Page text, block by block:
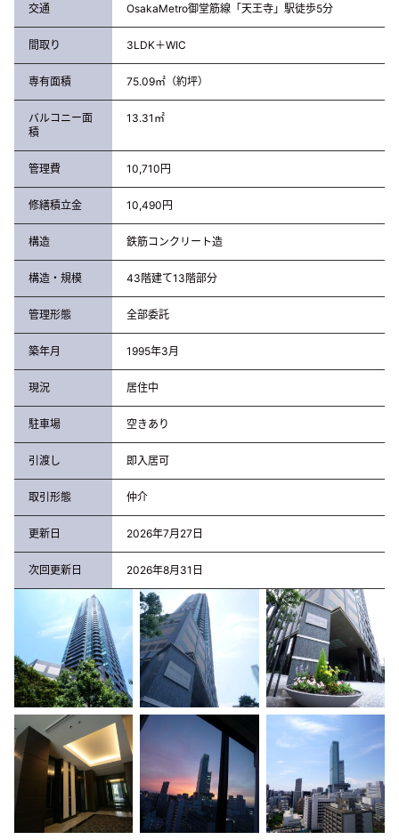
交通 OsakaMetro御堂筋線「天王寺」駅徒歩5分
間取り 3LDK＋WIC
専有面積 75.09㎡（約坪）
バルコニー面
積
13.31㎡
管理費 10,710円
修繕積立金 10,490円
構造 鉄筋コンクリート造
構造・規模 43階建て13階部分
管理形態 全部委託
築年月 1995年3月
現況 居住中
駐車場 空きあり
引渡し 即入居可
取引形態 仲介
更新日 2026年7月27日
次回更新日 2026年8月31日